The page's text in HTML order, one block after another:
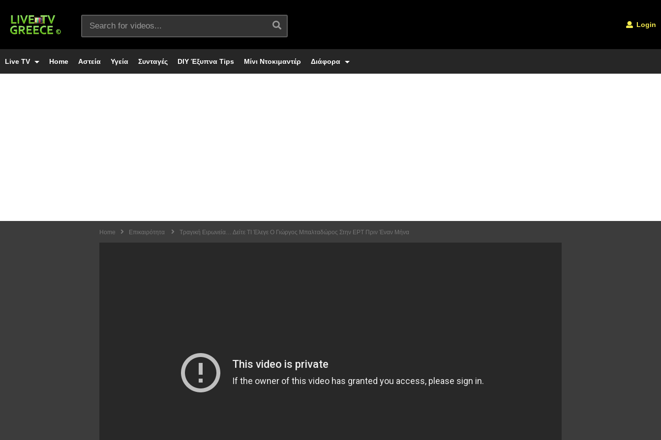
Login
Live TV Home Αστεία Υγεία Συνταγές DIY Έξυπνα Tips Μίνι Ντοκιμαντέρ Διάφορα
Home Επικαιρότητα Τραγική Ειρωνεία… Δείτε ΤΙ Έλεγε Ο Γιώργος Μπαλταδώρος Στην ΕΡΤ Πριν Έναν Μήνα